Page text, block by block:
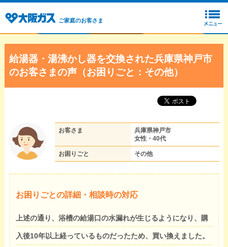
ご家庭のお客さま
給湯器・湯沸かし器を交換された兵庫県神戸市
のお客さまの声（お困りごと：その他）
お客さま
兵庫県神戸市
女性・40代
お困りごと その他
お困りごとの詳細・相談時の対応
上述の通り、浴槽の給湯口の水漏れが生じるようになり、購
入後10年以上経っているものだったため、買い換えました。